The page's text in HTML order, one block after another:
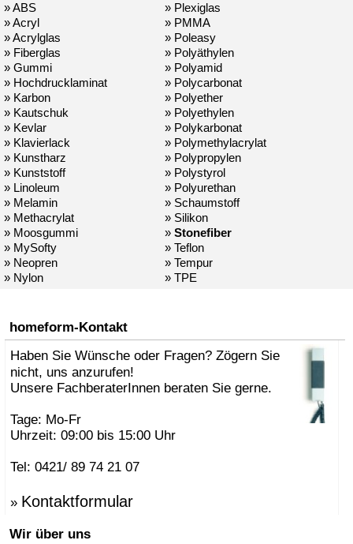
» ABS
» Acryl
» Acrylglas
» Fiberglas
» Gummi
» Hochdrucklaminat
» Karbon
» Kautschuk
» Kevlar
» Klavierlack
» Kunstharz
» Kunststoff
» Linoleum
» Melamin
» Methacrylat
» Moosgummi
» MySofty
» Neopren
» Nylon
» Plexiglas
» PMMA
» Poleasy
» Polyäthylen
» Polyamid
» Polycarbonat
» Polyether
» Polyethylen
» Polykarbonat
» Polymethylacrylat
» Polypropylen
» Polystyrol
» Polyurethan
» Schaumstoff
» Silikon
» Stonefiber
» Teflon
» Tempur
» TPE
homeform-Kontakt
Haben Sie Wünsche oder Fragen? Zögern Sie
nicht, uns anzurufen!
Unsere FachberaterInnen beraten Sie gerne.
Tage: Mo-Fr
Uhrzeit: 09:00 bis 15:00 Uhr
Tel: 0421/ 89 74 21 07
» Kontaktformular
Wir über uns